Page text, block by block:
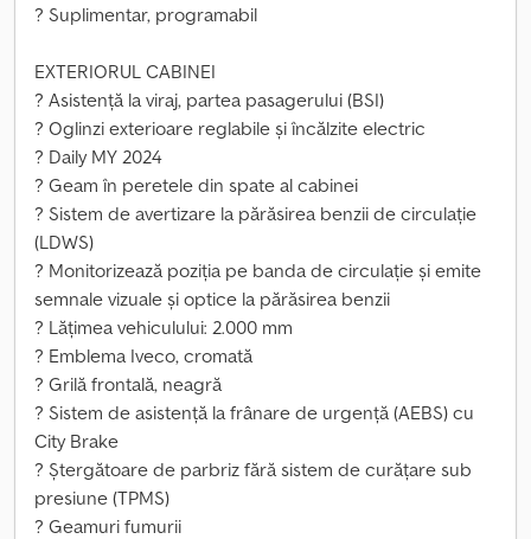
? Suplimentar, programabil
EXTERIORUL CABINEI
? Asistență la viraj, partea pasagerului (BSI)
? Oglinzi exterioare reglabile și încălzite electric
? Daily MY 2024
? Geam în peretele din spate al cabinei
? Sistem de avertizare la părăsirea benzii de circulație
(LDWS)
? Monitorizează poziția pe banda de circulație și emite
semnale vizuale și optice la părăsirea benzii
? Lățimea vehiculului: 2.000 mm
? Emblema Iveco, cromată
? Grilă frontală, neagră
? Sistem de asistență la frânare de urgență (AEBS) cu
City Brake
? Ștergătoare de parbriz fără sistem de curățare sub
presiune (TPMS)
? Geamuri fumurii